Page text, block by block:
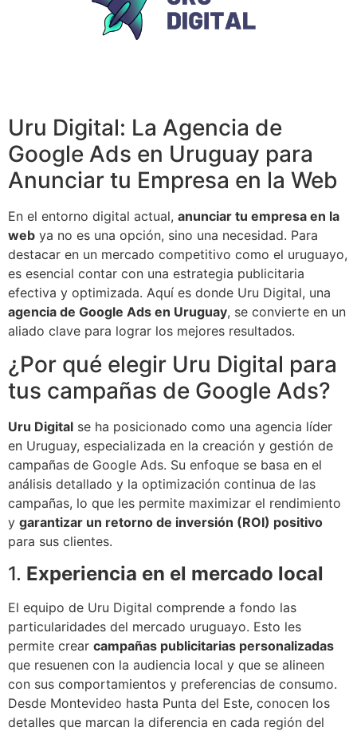
Uru Digital: La Agencia de
Google Ads en Uruguay para
Anunciar tu Empresa en la Web
En el entorno digital actual, anunciar tu empresa en la
web ya no es una opción, sino una necesidad. Para
destacar en un mercado competitivo como el uruguayo,
es esencial contar con una estrategia publicitaria
efectiva y optimizada. Aquí es donde Uru Digital, una
agencia de Google Ads en Uruguay, se convierte en un
aliado clave para lograr los mejores resultados.
¿Por qué elegir Uru Digital para
tus campañas de Google Ads?
Uru Digital se ha posicionado como una agencia líder
en Uruguay, especializada en la creación y gestión de
campañas de Google Ads. Su enfoque se basa en el
análisis detallado y la optimización continua de las
campañas, lo que les permite maximizar el rendimiento
y garantizar un retorno de inversión (ROI) positivo
para sus clientes.
1. Experiencia en el mercado local
El equipo de Uru Digital comprende a fondo las
particularidades del mercado uruguayo. Esto les
permite crear campañas publicitarias personalizadas
que resuenen con la audiencia local y que se alineen
con sus comportamientos y preferencias de consumo.
Desde Montevideo hasta Punta del Este, conocen los
detalles que marcan la diferencia en cada región del